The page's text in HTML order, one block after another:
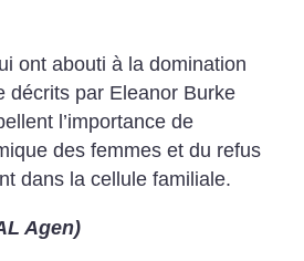
ont abouti à la domination
décrits par Eleanor Burke
l’importance de
des femmes et du refus
dans la cellule familiale.
Agen)